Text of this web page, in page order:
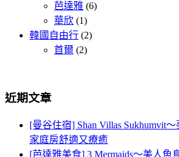
芭達雅 (6)
華欣 (1)
韓國自由行 (2)
首爾 (2)
近期文章
[曼谷住宿] Shan Villas Sukhumvit
家庭房舒適又療癒
[芭達雅美食] 3 Mermaids～美人魚